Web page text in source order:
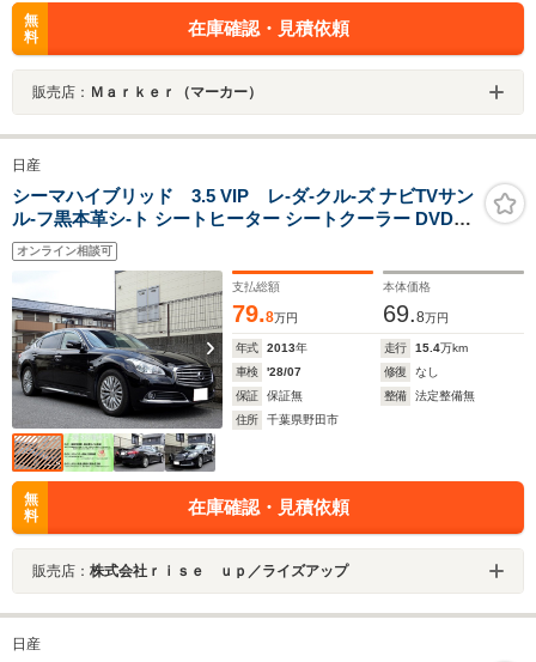
無
料
在庫確認・見積依頼
販売店： Ｍａｒｋｅｒ（マーカー）
日産
シーマハイブリッド 3.5 VIP レ-ダ-クル-ズ ナビTVサン
ル-フ黒本革シ-ト シートヒーター シートクーラー DVD再
生機能 ミュージックサーバー Bluetooth バックカメラ サ
イドカメラ コーナーセンサー インテリキー HID LEDフォ
グ ETC ドラレコ
オンライン相談可
支払総額
79.8万円
本体価格
69.8万円
年式 2013年 走行 15.4万km
車検
'28/07 修復
なし
保証
保証無 整備
法定整備無
住所
千葉県野田市
無
料
在庫確認・見積依頼
販売店： 株式会社ｒｉｓｅ ｕｐ／ライズアップ
日産